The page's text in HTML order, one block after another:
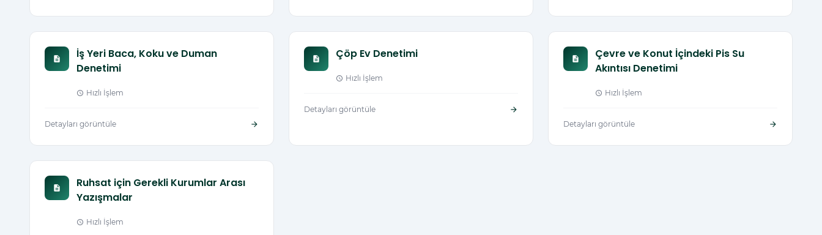
description
İş Yeri Baca, Koku ve Duman
Denetimi
schedule Hızlı İşlem
Detayları görüntüle arrow_forward
description Çöp Ev Denetimi
schedule Hızlı İşlem
Detayları görüntüle arrow_forward
description
Çevre ve Konut İçindeki Pis Su
Akıntısı Denetimi
schedule Hızlı İşlem
Detayları görüntüle arrow_forward
description
Ruhsat için Gerekli Kurumlar Arası
Yazışmalar
schedule Hızlı İşlem